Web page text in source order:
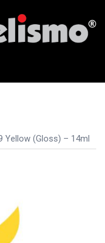
Yellow (Gloss) – 14ml